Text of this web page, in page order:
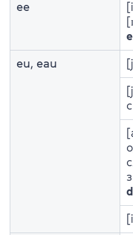
ee
eu, eau
d